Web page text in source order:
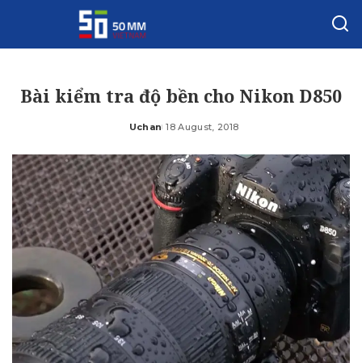
Bài kiểm tra độ bền cho Nikon D850
Posted
Uchan 18 August, 2018